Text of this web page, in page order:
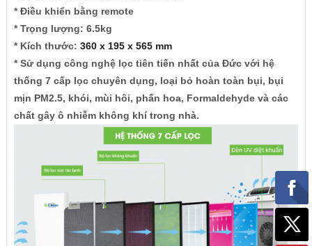
* Điều khiển bằng remote
* Trọng lượng: 6.5kg
* Kích thước: 360 x 195 x 565 mm
*Sử dụng công nghệ lọc tiên tiến nhất của Đức với hệ
thống 7 cấp lọc chuyên dụng, loại bỏ hoàn toàn bụi, bụi
mịn PM2.5, khói, mùi hôi, phấn hoa, Formaldehyde và các
chất gây ô nhiễm không khí trong nhà.